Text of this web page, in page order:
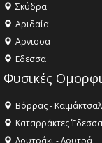
Σκύδρα
Αριδαία
Aρνισσα
Eδεσσα
Φυσικές
Βόρρας -
Καταρράκτες
Λουτράκι - Λουτρά